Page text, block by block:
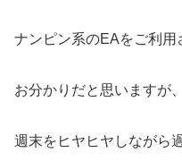
ナンピン系のEAをご利用
お分かりだと思いますが、
週末をヒヤヒヤしながら